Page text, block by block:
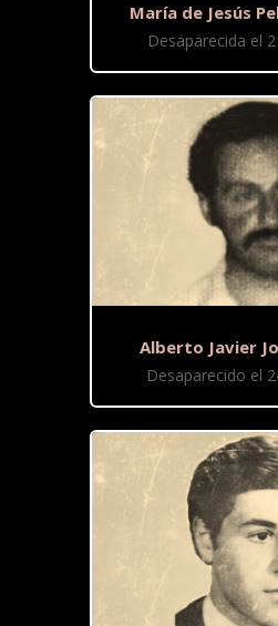
María de Jesús
Desaparecida el
Alberto Javier
Desaparecido el